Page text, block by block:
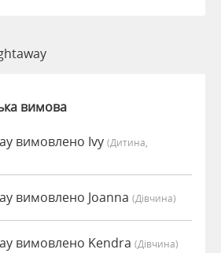
вимова
вимовлено Ivy (дитина,
вимовлено Joanna (дівчина)
вимовлено Kendra (дівчина)